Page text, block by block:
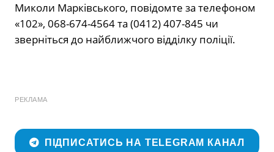
Миколи Марківського, повідомте за телефоном
«102», 068-674-4564 та (0412) 407-845 чи
зверніться до найближчого відділку поліції.
РЕКЛАМА
ПІДПИСАТИСЬ НА TELEGRAM КАНАЛ